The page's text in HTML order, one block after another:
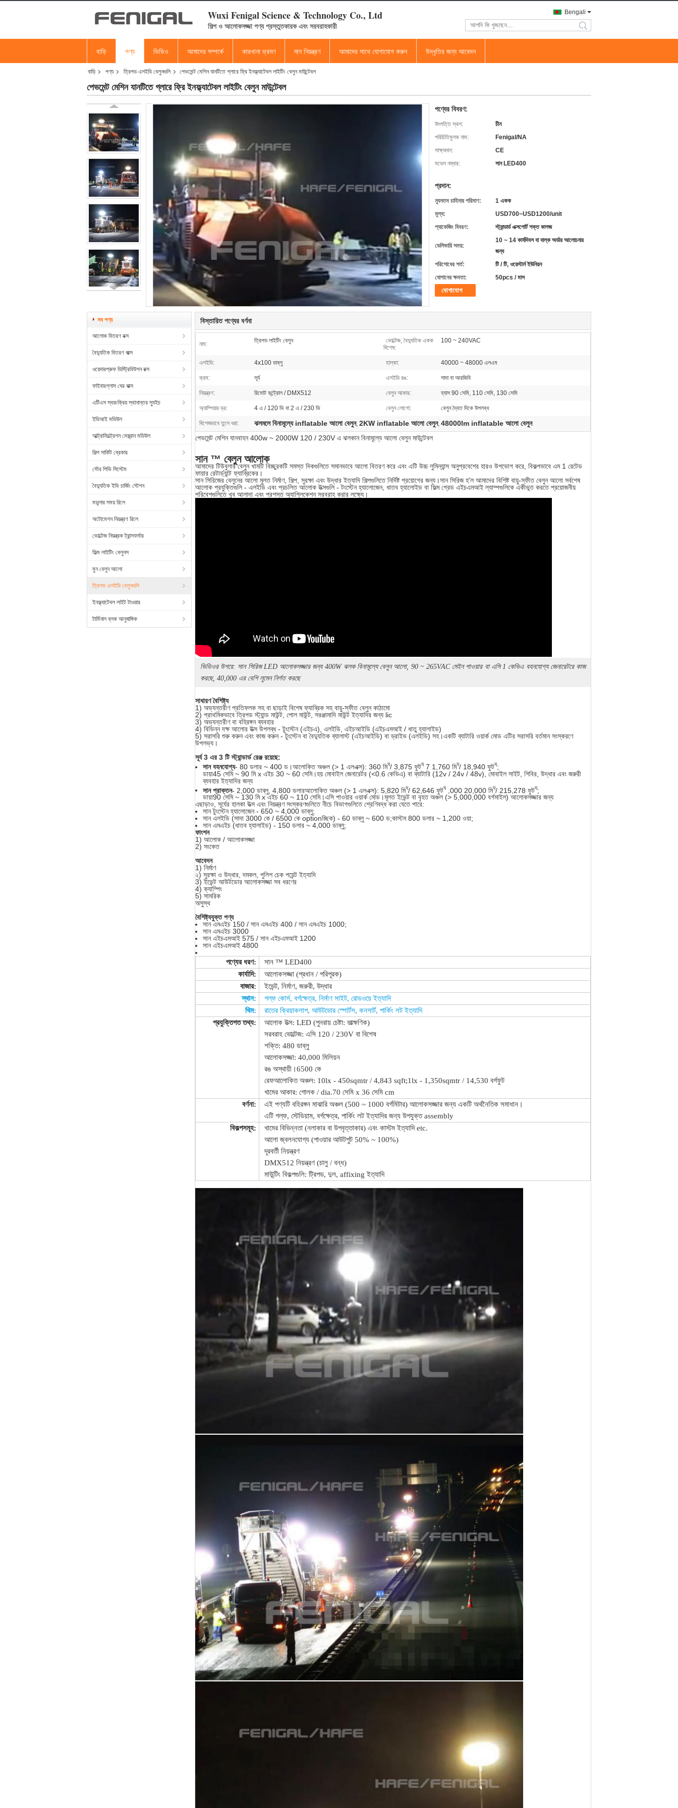
Wuxi Fenigal Science & Technology Co., Ltd
শিল্প ও আলোকসজ্জা পণ্য প্রস্তুতকারক এবং সরবরাহকারী
Bengali
search
বাড়ি পণ্য ভিডিও আমাদের সম্পর্কে কারখানা ভ্রমণ মান নিয়ন্ত্রণ আমাদের সাথে যোগাযোগ করুন উদ্ধৃতির জন্য আবেদন
বাড়ি পণ্য ত্রিপড এলইডি বেলুনগুলি পেভমেন্ট মেশিন যানটিতে গ্লারে ফ্রি ইনফ্ল্যাটেবল লাইটিং বেলুন মাউন্টেবল
পেভমেন্ট মেশিন যানটিতে গ্লারে ফ্রি ইনফ্ল্যাটেবল লাইটিং বেলুন মাউন্টেবল
পণ্যের বিবরণ:
উৎপত্তি স্থল:
চীন
পরিচিতিমুলক নাম:
Fenigal/NA
সাক্ষ্যদান:
CE
মডেল নম্বার:
সান LED400
প্রদান:
ন্যূনতম চাহিদার পরিমাণ:
1 একক
মূল্য:
USD700~USD1200/unit
প্যাকেজিং বিবরণ:
স্ট্যান্ডার্ড এক্সপোর্ট শক্ত কাগজ
ডেলিভারি সময়:
10 ~ 14 কার্যদিবস বা বাল্ক অর্ডার আলোচনার
জন্য
পরিশোধের শর্ত:
টি / টি, ওয়েস্টার্ন ইউনিয়ন
যোগানের ক্ষমতা:
50pcs / মাস
যোগাযোগ
সব পণ্য
আলোক বিতরণ বক্স
বৈদ্যুতিক বিতরণ বাক্স
ওয়েদারপ্রুফ ডিস্ট্রিবিউশন বক্স
ফাইবারগ্লাস ঘের বাক্স
এটিএস স্বয়ংক্রিয় স্থানান্তর স্যুইচ
ইডিআই মডিউল
আল্ট্রাফিল্ট্রেশন মেম্ব্রান মডিউল
শিল্প সার্কিট ব্রেকার
সৌর পিভি সিস্টেম
বৈদ্যুতিক ইভি চার্জিং স্টেশন
মডুলার সময় রিলে
অটোমেশন নিয়ন্ত্রণ রিলে
ভোল্টেজ নিয়ন্ত্রক ট্রান্সফর্মার
ফিল্ম লাইটিং বেলুনস
মুন বেলুন আলো
ত্রিপড এলইডি বেলুনগুলি
ইনফ্ল্যাটেবল লাইট টাওয়ার
টার্মিনাল ব্লক আনুষাঙ্গিক
বিস্তারিত পণ্যের বর্ণনা
নাম: ত্রিপড লাইটিং বেলুন
ভোল্টেজ, বৈদ্যুতিক একক
বিশেষ:
100 ~ 240VAC
এলইডি: 4x100 ডাব্লু হাল্কা: 40000 ~ 48000 এলএম
ক্রম: সূর্য এলইডি রঙ: সাদা বা আরজিবি
নিয়ন্ত্রণ: রিমোট কন্ট্রোল / DMX512 বেলুন আকার: ব্যাস 90 সেমি, 110 সেমি, 130 সেমি
অ্যাম্পিয়ার ড্র: 4 এ / 120 ভি বা 2 এ / 230 ভি বেলুন লোগো: বেলুন দ্বৈত দিকে উপলব্ধ
বিশেষভাবে তুলে ধরা: ঝলমলে বিনামূল্যে inflatable আলো বেলুন, 2KW inflatable আলো বেলুন, 48000lm inflatable আলো বেলুন
পেভমেন্ট মেশিন যানবাহন 400w ~ 2000W 120 / 230V এ ঝলকান বিনামূল্যে আলো বেলুন মাউন্টেবল
সান ™ বেলুন আলোক
আমাদের টিউবুলার বেলুন খামটি বিচ্ছুরকটি সমস্ত দিকগুলিতে সমানভাবে আলো বিতরণ করে এবং এটি উচ্চ লুমিন্যান্স অনুপ্রবেশের হারও উপভোগ করে, বিকল্পভাবে এম 1 রেটেড
ফায়ার রেটার্ড্যান্ট ফ্যাব্রিকের।
সান সিরিজের বেলুনের আলো মূলত নির্মাণ, শিল্প, সুরক্ষা এবং উদ্ধার ইত্যাদি শিল্পগুলিতে নির্দিষ্ট প্রয়োগের জন্য।সান সিরিজ হ'ল আমাদের বিশিষ্ট বায়ু-স্ফীত বেলুন আলো সর্বশেষ
আলোক প্রযুক্তিগুলি - এলইডি এবং প্রচলিত আলোক উত্সগুলি - টংস্টেন হ্যালোজেন, ধাতব হ্যালোইড বা ফিল্ম গ্রেড এইচএমআই ল্যাম্পগুলিকে একীভূত করতে প্রয়োজনীয়
পরিবেশগুলিতে খুব আলাদা এবং প্রশস্ত অ্যাপ্লিকেশন সরবরাহ করার লক্ষ্যে।
ভিডিওর উপরে: সান সিরিজ LED আলোকসজ্জার জন্য 400W ঝলক বিনামূল্যে বেলুন আলো, 90 ~ 265VAC মেইন পাওয়ার বা এসি 1 কেভিএ বহনযোগ্য জেনারেটরে কাজ
করছে, 40,000 এর বেশি লুমেন নির্গত করছে
সাধারণ বৈশিষ্ট্য
1) অভ্যন্তরীণ প্রতিফলক সহ বা ছাড়াই বিশেষ ফ্যাব্রিক সহ বায়ু-স্ফীত বেলুন কাঠামো
2) প্রাথমিকভাবে ত্রিপড স্ট্যান্ড মাউন্ট, পোল মাউন্ট, সরঞ্জামাদি মাউন্ট ইত্যাদির জন্য lic
3) অভ্যন্তরীণ বা বহিরঙ্গন ব্যবহার
4) বিভিন্ন দক্ষ আলোর উত্স উপলব্ধ - টুংস্টেন (এইচএ), এলইডি, এইচআইডি (এইচএমআই / ধাতু হ্যালাইড)
5) সরাসরি শুরু করুন এবং কাজ করুন - টুংস্টেন বা বৈদ্যুতিক ব্যালাস্ট (এইচআইডি) বা ড্রাইভ (এলইডি) সহ।একটি ব্যাটারি ওয়ার্ক মোড এটির সরাসরি বর্তমান সংস্করণে
উপলভ্য।
সূর্য 3 এর 3 টি স্ট্যান্ডার্ড রেঞ্জ রয়েছে:
সান বহনযোগ্য- 80 ডলার ~ 400 ড।আলোকিত অঞ্চল (> 1 এলএক্স): 360 মিঘ/ 3,875 ফুটঘ 7 1,760 মিঘ/ 18,940 ফুটঘ;
ডায়া45 সেমি ~ 90 মি x এইচ 30 ~ 60 সেমি।হয় মোবাইল জেনারেটর (<0.6 কেভিএ) বা ব্যাটারি (12v / 24v / 48v), মোবাইল সাইট, শিবির, উদ্ধার এবং জরুরী
ব্যবহার ইত্যাদির জন্য
সান প্রাক্তন- 2,000 ডাব্লু, 4,800 ডলারআলোকিত অঞ্চল (> 1 এলএক্স): 5,820 মিঘ/ 62,646 ফুটঘ ,000 20,000 মিঘ/ 215,278 ফুটঘ;
ডায়া90 সেমি ~ 130 মি x এইচ 60 ~ 110 সেমি।এসি পাওয়ার ওয়ার্ক মোড।মূলত ইভেন্ট বা বৃহত অঞ্চল (> 5,000,000 বর্গমাইল) আলোকসজ্জার জন্য
এছাড়াও, সূর্যের হালকা উত্স এবং নিয়ন্ত্রণ সংস্করণগুলিতে নীচে বিভাগগুলিতে শ্রেণিবদ্ধ করা যেতে পারে:
সান টুংস্টেন হ্যালোজেন - 650 ~ 4,000 ডাব্লু;
সান এলইডি (সাদা 3000 কে / 6500 কে optionচ্ছিক) - 60 ডাব্লু ~ 600 ড;কাস্টম 800 ডলার ~ 1,200 ওয়া;
সান এমএইচ (ধাতব হ্যালাইড) - 150 ডলার ~ 4,000 ডাব্লু;
ফাংশন
1) আলোক / আলোকসজ্জা
2) সংকেত
আবেদন
1) নির্মাণ
২) সুরক্ষা ও উদ্ধার, দমকল, পুলিশ চেক পয়েন্ট ইত্যাদি
3) ইভেন্ট আউটডোর আলোকসজ্জা সব ধরণের
4) ক্যাম্পিং
5) সামরিক
অসুস্থ
বৈশিষ্ট্যযুক্ত পণ্য
সান এমএইচ 150 / সান এমএইচ 400 / সান এমএইচ 1000;
সান এমএইচ 3000
সান এইচএমআই 575 / সান এইচএমআই 1200
সান এইচএমআই 4800
পণ্যের ধরণ:
সান ™ LED400
কার্যাদি:
আলোকসজ্জা (প্রধান / পরিপূরক)
বাজার:
ইভেন্ট, নির্মাণ, জরুরী, উদ্ধার
স্থান:
গল্ফ কোর্স, বর্গক্ষেত্র, নির্মাণ সাইট, রোডওয়ে ইত্যাদি
থিম:
রাতের ক্রিয়াকলাপ, আউটডোর স্পোর্টস, কনসার্ট, পার্কিং লট ইত্যাদি
প্রযুক্তিগত তথ্য:
আলোক উত্স: LED (পুনরায় চেষ্টা: তাত্ক্ষণিক)
সরবরাহ ভোল্টেজ: এসি 120 / 230V বা বিশেষ
শক্তি: 480 ডাব্লু
আলোকসজ্জা: 40,000 মিলিয়ন
রঙ অস্থায়ী।6500 কে
রেফআলোকিত অঞ্চল: 10lx - 450sqmtr / 4,843 sqft;1lx - 1,350sqmtr / 14,530 বর্গফুট
খামের আকার: গোলক / dia.70 সেমি x 36 সেমি cm
বর্ণনা:
এই পণ্যটি বহিরঙ্গন মাঝারি অঞ্চল (500 ~ 1000 বর্গমিটার) আলোকসজ্জার জন্য একটি অর্থনৈতিক সমাধান।
এটি গল্ফ, স্টেডিয়াম, বর্গক্ষেত্র, পার্কিং লট ইত্যাদির জন্য উপযুক্ত assembly
বিকল্পসমূহ:
খামের বিভিন্নতা (নলাকার বা উপবৃত্তাকার) এবং কাস্টম ইত্যাদি etc.
আলো জ্বলনযোগ্য (পাওয়ার আউটপুট 50% ~ 100%)
দূরবর্তী নিয়ন্ত্রণ
DMX512 নিয়ন্ত্রণ (চালু / বন্ধ)
মাউন্টিং বিকল্পগুলি: ট্রিপড, দুল, affixing ইত্যাদি